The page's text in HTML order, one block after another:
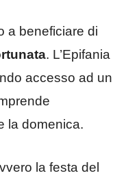
a beneficiare di
. L’Epifania
accesso ad un
la domenica.
la festa del